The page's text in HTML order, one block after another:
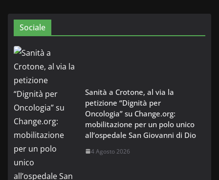
Sociale
Sanità a Crotone, al via la
petizione “Dignità per
Oncologia” su Change.org:
mobilitazione per un polo unico
all’ospedale San Giovanni di Dio
4 Agosto 2026